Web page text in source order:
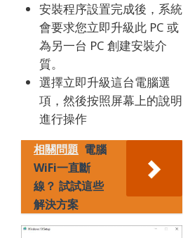
安裝程序設置完成後，系統
會要求您立即升級此 PC 或
為另一台 PC 創建安裝介
質。
選擇立即升級這台電腦選
項，然後按照屏幕上的說明
進行操作
相關問題 電腦
WiFi一直斷
線？ 試試這些
解決方案